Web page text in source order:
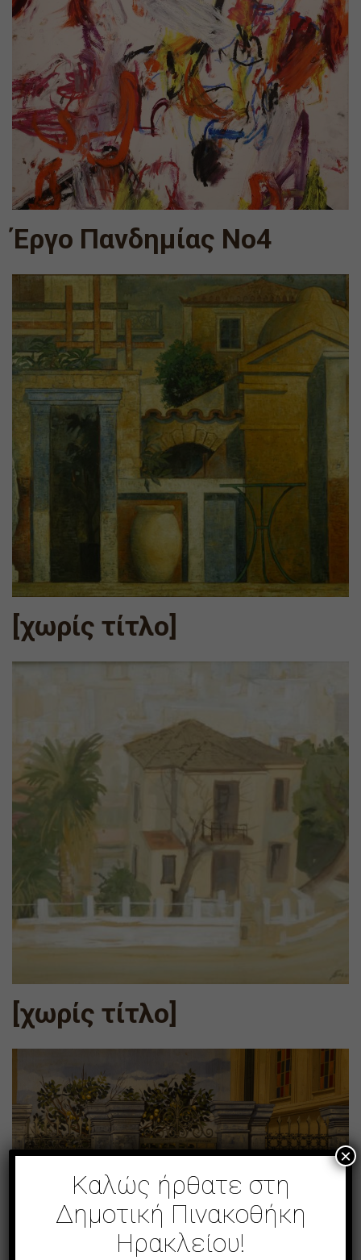
Έργο Πανδημίας Νο4
[χωρίς τίτλο]
[χωρίς τίτλο]
Καλώς ήρθατε στη
Δημοτική Πινακοθήκη
Ηρακλείου!
×